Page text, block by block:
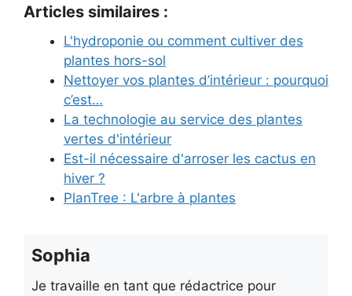
Articles similaires :
L'hydroponie ou comment cultiver des
plantes hors-sol
Nettoyer vos plantes d’intérieur : pourquoi
c’est…
La technologie au service des plantes
vertes d'intérieur
Est-il nécessaire d'arroser les cactus en
hiver ?
PlanTree : L'arbre à plantes
Sophia
Je travaille en tant que rédactrice pour